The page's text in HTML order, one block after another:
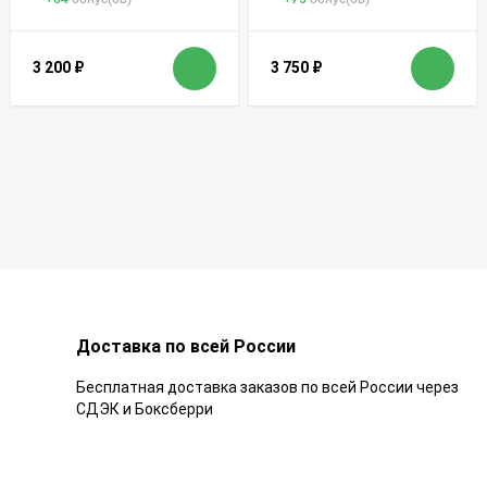
3 200 ₽ 3 750 ₽
Доставка по всей России
Бесплатная доставка заказов по всей России через
СДЭК и Боксберри